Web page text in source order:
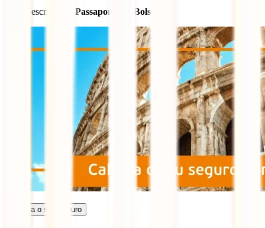
Artigo escrito por: Passaporte no Bolso
Calcula o seu seguro